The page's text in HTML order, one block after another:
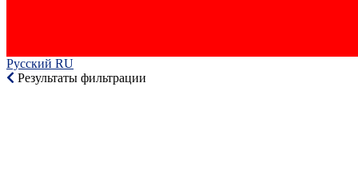
Русский RU‎
Результаты фильтрации